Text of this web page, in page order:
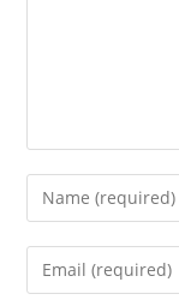
Enter
your
name
Enter
your